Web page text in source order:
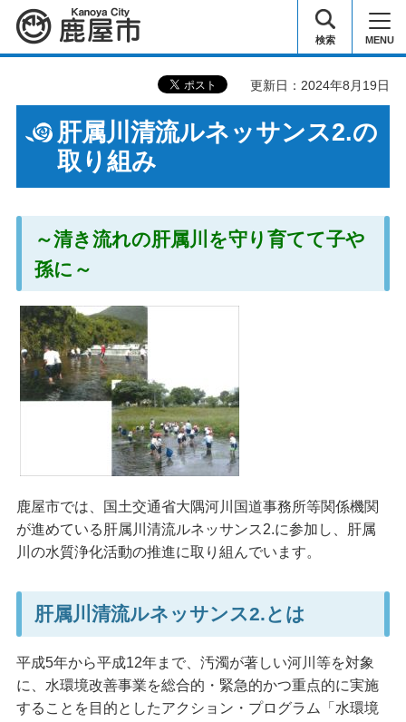
鹿屋市 検索 MENU
更新日：2024年8月19日
肝属川清流ルネッサンス2.の
取り組み
～清き流れの肝属川を守り育てて子や
孫に～
鹿屋市では、国土交通省大隅河川国道事務所等関係機関
が進めている肝属川清流ルネッサンス2.に参加し、肝属
川の水質浄化活動の推進に取り組んでいます。
肝属川清流ルネッサンス2.とは
平成5年から平成12年まで、汚濁が著しい河川等を対象
に、水環境改善事業を総合的・緊急的かつ重点的に実施
することを目的としたアクション・プログラム「水環境